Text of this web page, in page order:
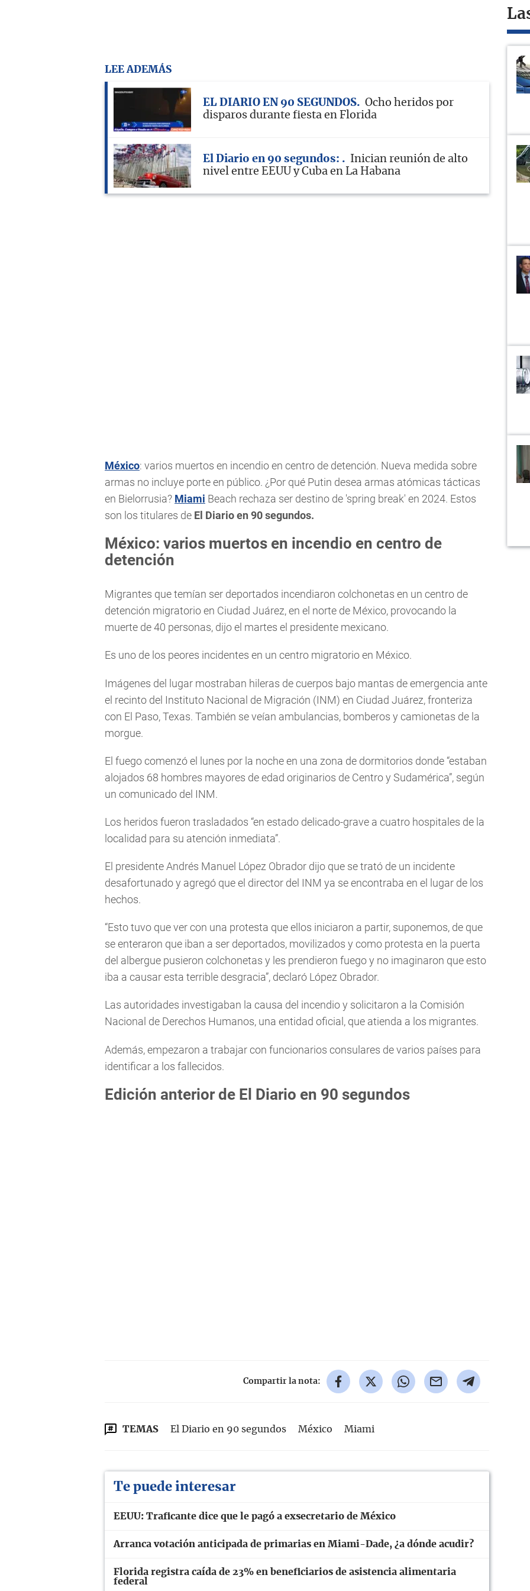
LEE ADEMÁS
EL DIARIO EN 90 SEGUNDOS
Ocho heridos por
disparos durante fiesta en Florida
El Diario en 90 segundos:
Inician reunión de alto
nivel entre EEUU y Cuba en La Habana
México: varios muertos en incendio en centro de detención. Nueva medida sobre
armas no incluye porte en público. ¿Por qué Putin desea armas atómicas tácticas
en Bielorrusia? Miami Beach rechaza ser destino de 'spring break' en 2024. Estos
son los titulares de El Diario en 90 segundos.
México: varios muertos en incendio en centro de
detención
Migrantes que temían ser deportados incendiaron colchonetas en un centro de
detención migratorio en Ciudad Juárez, en el norte de México, provocando la
muerte de 40 personas, dijo el martes el presidente mexicano.
Es uno de los peores incidentes en un centro migratorio en México.
Imágenes del lugar mostraban hileras de cuerpos bajo mantas de emergencia ante
el recinto del Instituto Nacional de Migración (INM) en Ciudad Juárez, fronteriza
con El Paso, Texas. También se veían ambulancias, bomberos y camionetas de la
morgue.
El fuego comenzó el lunes por la noche en una zona de dormitorios donde “estaban
alojados 68 hombres mayores de edad originarios de Centro y Sudamérica”, según
un comunicado del INM.
Los heridos fueron trasladados “en estado delicado-grave a cuatro hospitales de la
localidad para su atención inmediata”.
El presidente Andrés Manuel López Obrador dijo que se trató de un incidente
desafortunado y agregó que el director del INM ya se encontraba en el lugar de los
hechos.
“Esto tuvo que ver con una protesta que ellos iniciaron a partir, suponemos, de que
se enteraron que iban a ser deportados, movilizados y como protesta en la puerta
del albergue pusieron colchonetas y les prendieron fuego y no imaginaron que esto
iba a causar esta terrible desgracia”, declaró López Obrador.
Las autoridades investigaban la causa del incendio y solicitaron a la Comisión
Nacional de Derechos Humanos, una entidad oficial, que atienda a los migrantes.
Además, empezaron a trabajar con funcionarios consulares de varios países para
identificar a los fallecidos.
Edición anterior de El Diario en 90 segundos
Compartir la nota:
TEMAS El Diario en 90 segundos México Miami
Te puede interesar
EEUU: Traficante dice que le pagó a exsecretario de México
Arranca votación anticipada de primarias en Miami-Dade, ¿a dónde acudir?
Florida registra caída de 23% en beneficiarios de asistencia alimentaria
federal